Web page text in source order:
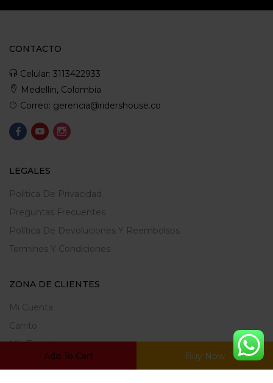
Add To Cart Buy Now
CONTACTO
Celular: 3113422933
Medellin, Colombia
Correo: gerencia@ridershouse.co
LEGALES
Politica De Privacidad
Preguntas Frecuentes
Política De Devoluciones Y Reembolsos
Terminos Y Condiciones
ZONA DE CLIENTES
Mi Cuenta
Carrito
Mis Favoritos
Ratrear Pedido